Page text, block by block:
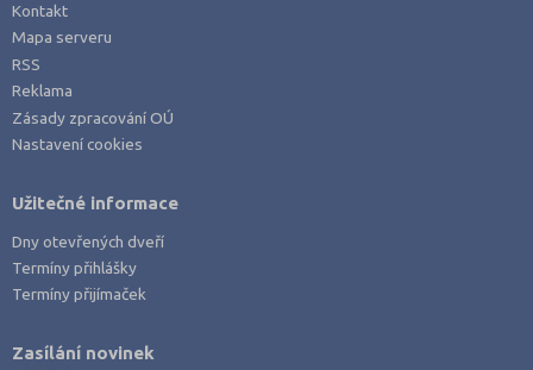
Kontakt
Mapa serveru
RSS
Reklama
Zásady zpracování OÚ
Nastavení cookies
Užitečné informace
Dny otevřených dveří
Termíny přihlášky
Termíny přijímaček
Zasílání novinek